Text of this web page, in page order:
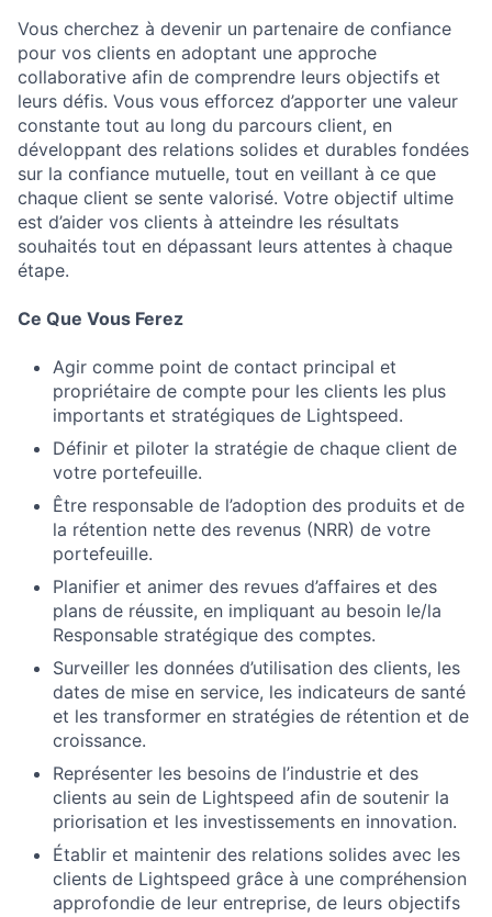
Vous cherchez à devenir un partenaire de confiance
pour vos clients en adoptant une approche
collaborative afin de comprendre leurs objectifs et
leurs défis. Vous vous efforcez d’apporter une valeur
constante tout au long du parcours client, en
développant des relations solides et durables fondées
sur la confiance mutuelle, tout en veillant à ce que
chaque client se sente valorisé. Votre objectif ultime
est d’aider vos clients à atteindre les résultats
souhaités tout en dépassant leurs attentes à chaque
étape.
Ce Que Vous Ferez
Agir comme point de contact principal et
propriétaire de compte pour les clients les plus
importants et stratégiques de Lightspeed.
Définir et piloter la stratégie de chaque client de
votre portefeuille.
Être responsable de l’adoption des produits et de
la rétention nette des revenus (NRR) de votre
portefeuille.
Planifier et animer des revues d’affaires et des
plans de réussite, en impliquant au besoin le/la
Responsable stratégique des comptes.
Surveiller les données d’utilisation des clients, les
dates de mise en service, les indicateurs de santé
et les transformer en stratégies de rétention et de
croissance.
Représenter les besoins de l’industrie et des
clients au sein de Lightspeed afin de soutenir la
priorisation et les investissements en innovation.
Établir et maintenir des relations solides avec les
clients de Lightspeed grâce à une compréhension
approfondie de leur entreprise, de leurs objectifs